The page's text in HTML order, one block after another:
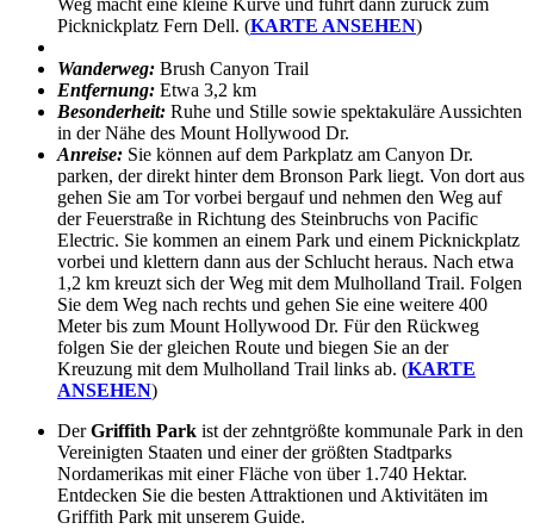
Weg macht eine kleine Kurve und führt dann zurück zum
Picknickplatz Fern Dell. (KARTE ANSEHEN)
Wanderweg: Brush Canyon Trail
Entfernung: Etwa 3,2 km
Besonderheit: Ruhe und Stille sowie spektakuläre Aussichten
in der Nähe des Mount Hollywood Dr.
Anreise: Sie können auf dem Parkplatz am Canyon Dr.
parken, der direkt hinter dem Bronson Park liegt. Von dort aus
gehen Sie am Tor vorbei bergauf und nehmen den Weg auf
der Feuerstraße in Richtung des Steinbruchs von Pacific
Electric. Sie kommen an einem Park und einem Picknickplatz
vorbei und klettern dann aus der Schlucht heraus. Nach etwa
1,2 km kreuzt sich der Weg mit dem Mulholland Trail. Folgen
Sie dem Weg nach rechts und gehen Sie eine weitere 400
Meter bis zum Mount Hollywood Dr. Für den Rückweg
folgen Sie der gleichen Route und biegen Sie an der
Kreuzung mit dem Mulholland Trail links ab. (KARTE
ANSEHEN)
DerGriffith Park ist der zehntgrößte kommunale Park in den
Vereinigten Staaten und einer der größten Stadtparks
Nordamerikas mit einer Fläche von über 1.740 Hektar.
Entdecken Sie die besten Attraktionen und Aktivitäten im
Griffith Park mit unserem Guide.